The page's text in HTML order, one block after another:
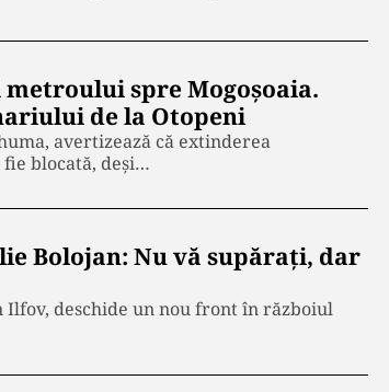
spre Mogoșoaia.
de la Otopeni
avertizează că extinderea
fie blocată, deși…
Bolojan: Nu vă supărați, dar
deschide un nou front în războiul